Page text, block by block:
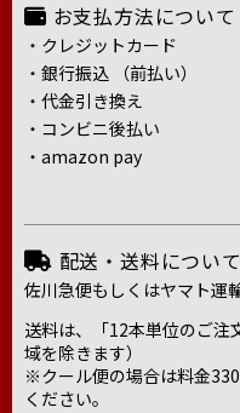
お支払方法について
・クレジットカード
・銀行振込 （前払い）
・代金引き換え
・コンビニ後払い
・amazon pay
配送・送料について
佐川急便もしくはヤマト運
送料は、「12本単位のご注
域を除きます）
※クール便の場合は料金
ください。